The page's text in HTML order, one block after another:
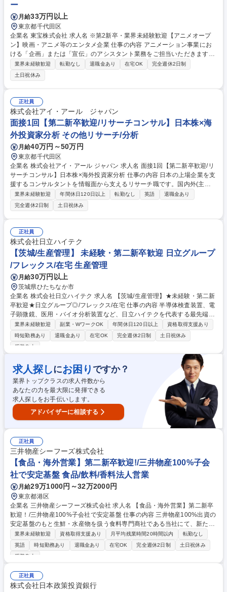
ー
月給33万円以上
東京都千代田区
企業名 東宝株式会社 求人名 ※第2新卒・業界未経験歓迎【アニメオープ
ン】映画・アニメ等のエンタメ企業 仕事の内容 アニメーション事業にお
ける「企画」または「宣伝」のアシスタント業務をご担当いただきます。
ご経験や適性、ご希望を考慮し、下記いずれかのポジションに配属されま
す。 【アニメ企画アシスタントプロデューサー業務】 アニメーション事
業における企画製作のアシスタント業務をご担当いただきます。クリエイ
ティブ、プロデュース、ビジネス面、音楽 【アニメ宣伝アシスタントプロ
デューサー業務】 多様なプロモーションで作品を国内外のアニメファンに
広くお届けするお仕事です。宣伝企画、クリエイティブ、デジタルプロモ
ーションイベント企画など 募集職種 ※第2新卒・業界未経験歓迎【アニメ
オープン】映画・アニメ等のエンタメ企業
業界未経験歓迎 転勤なし 退職金あり 在宅OK
完全週休2日制
土日祝休み
正社員
株式会社アイ・アール ジャパン
面接1回【第二新卒歓迎/リサーチコンサル】日本株×海
外投資家分析 その他リサーチ/分析
月給40万円～50万円
東京都千代田区
企業名 株式会社アイ・アール ジャパン 求人名 面接1回【第二新卒歓迎/リ
サーチコンサル】日本株×海外投資家分析 仕事の内容 日本の上場企業を支
援するコンサルタントを情報面から支えるリサーチ職です。国内外(主に
海外)の機関投資家への取材や市場データ分析を通じて、株主動向・投資
家の考え方を可視化し、企業の重要な意思決定を支援 します《詳細》■情
報収集海外機関投資家への取材内容の整理・分析■市場ニュースの確認、
情報メモ・簡易レポート作成※投資家とのアポイント取得や英語交渉は専
門チーム担当■分析・レポーティング■投資家の関心テーマや日本株の見方
をまとめた資料作成■社内向け/顧客向けレポートの作成補助(PowerPoint
中心)■プロジェクトへの段階的参画・株主総会やアクティビスト対応に関
わる分析案件 募集職種 面接1回【第二新卒歓迎/リサーチコンサル】日本
株×海外投資家分析
業界未経験歓迎 年間休日120日以上 転勤なし 英語
退職金あり
完全週休2日制
土日祝休み
正社員
株式会社日立ハイテク
【茨城/生産管理】 未経験・第二新卒歓迎 日立グループ
/フレックス/在宅 生産管理
月給30万円以上
茨城県ひたちなか市
企業名 株式会社日立ハイテク 求人名 【茨城/生産管理】★未経験・第二新
卒歓迎★日立グループ◎/フレックス/在宅 仕事の内容 半導体検査装置、電
子顕微鏡、医用・バイオ分析装置など、日立ハイテクを代表する最先端装
置の生産管理を担当します。入社後2～3年は基礎からじっくり育成するた
め、文系、第二新卒、未経験の方も歓迎しています。 【入社後（基礎業
務）】○部品・材料の納期管理、発注状況確認 ○在庫確認やデータ入力、
との日程調整や連携 【慣れてきたら】○生産計画作成や変更時の工程調整
対応 ○複数工程の最適化と全体進行の管理業務 募集職種 【茨城/生産管
理】★未経験・第二新卒歓迎★日立グループ◎/フレックス/在宅
業界未経験歓迎 副業・WワークOK 年間休日120日以上
資格取得支援あり
時短勤務あり
退職金あり 在宅OK 完全週休2日制
土日祝休み
服装自由
求人探しにお困り ですか？
業界トップクラスの求人件数から
あなたの力を最大限に発揮できる
求人探しをお手伝いします。
アドバイザーに相談する
正社員
三井物産シーフーズ株式会社
【食品・海外営業】第二新卒歓迎!/三井物産100%子会
社で安定基盤 食品/飲料/香料法人営業
月給29万1000円～32万2000円
東京都港区
企業名 三井物産シーフーズ株式会社 求人名 【食品・海外営業】第二新卒
歓迎！/三井物産100%子会社で安定基盤 仕事の内容 三井物産100%出資の
安定基盤のもと生鮮・水産物を扱う食料専門商社である当社にて、新たに
営業担当を募集いたします。具体的には以下の業務をお任せします。事業
拡大による追加募集となります。 【業務内容】食品輸出部署における仕入
開拓・海外販売営業 をお任せいたします。 ■海外顧客への商品提案■メニ
る仕入商談■展示会出展■国内外出張・商談■契約締結■与信管理■輸出業務
■受発注確認■販売管理■分析■戦略策定 等 募集職種 【食品・海外営業】第
二新卒歓迎！/三井物産100%子会社で安定基盤
業界未経験歓迎 資格取得支援あり 月平均残業時間20時間以内
転勤なし
英語
時短勤務あり 退職金あり 在宅OK 完全週休2日制
土日祝休み
服装自由
正社員
株式会社日本政策投資銀行